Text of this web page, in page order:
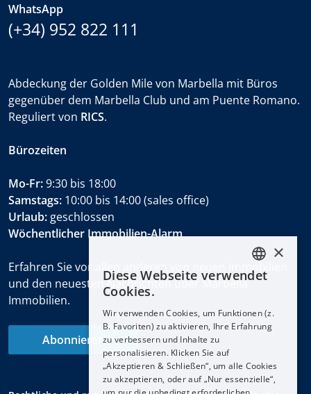
WhatsApp
(+34) 952 822 111
Abdeckung der Golden Mile von Marbella mit Büros
gegenüber dem Marbella Club und am Puente Romano.
Reguliert von RICS.
Bürozeiten
Mo-Fr:9:30 bis 18:00
Samstags: 10:00 bis 14:00 (sales office)
Urlaub: geschlossen
Wöchentlicher Immobilien-Alarm
Erfahren Sie vor allen anderen von neuen Immobilien
und den neuesten Nachrichten über Marbella
Immobilien.
Abonnieren
ENGLISH
DEUTSCH
NEDERLANDS
×
Diese Webseite verwendet
Cookies.
Wir verwenden Cookies, um Funktionen (z.
B. Favoriten) zu aktivieren, Ihre Erfahrung
zu verbessern und Inhalte zu
personalisieren. Klicken Sie auf
„Akzeptieren & Schließen“, um alle Cookies
zu akzeptieren, oder auf „Nur essenzielle“,